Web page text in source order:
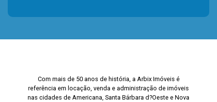
Com mais de 50 anos de história, a Arbix Imóveis é
referência em locação, venda e administração de imóveis
nas cidades de Americana, Santa Bárbara d?Oeste e Nova